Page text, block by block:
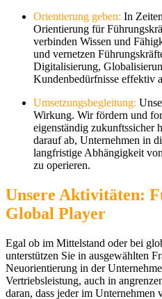
Orientierung geben: In
Orientierung für
verbinden Wissen und
und vernetzen
Digitalisierung,
Kundenbedürfnisse effektiv
Umsetzungsbegleitung:
Wirkung. Wir fördern und
eigenständig zukunftssicher
darauf ab, Unternehmen in
langfristige Abhängigkeit
zu operieren.
Unsere Aktivitäten:
Global Player
Egal ob im Mittelstand oder bei
unterstützen Sie in ausgewählten
Neuorientierung in der
Vertriebsleistung, auch in
daran, dass jeder im